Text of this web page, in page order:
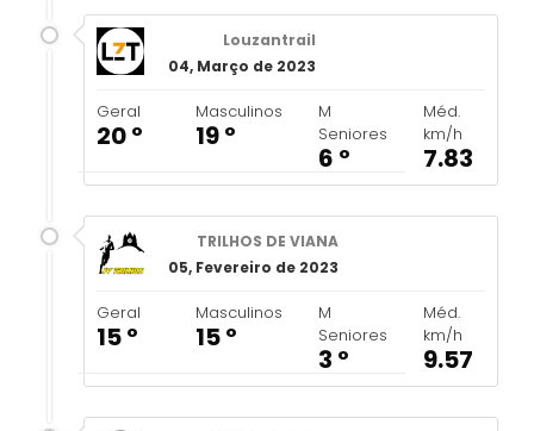
Louzantrail
04, Março de 2023
Geral
20 º
Masculinos
19 º
M
Seniores
6 º
Méd.
km/h
7.83
TRILHOS DE VIANA
05, Fevereiro de 2023
Geral
15 º
Masculinos
15 º
M
Seniores
3 º
Méd.
km/h
9.57